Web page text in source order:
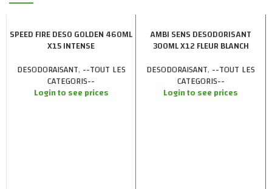
SPEED FIRE DESO GOLDEN 460ML
X15 INTENSE
DESODORAISANT, --TOUT LES
CATEGORIS--
Login to see prices
AMBI SENS DESODORISANT
300ML X12 FLEUR BLANCH
DESODORAISANT, --TOUT LES
CATEGORIS--
Login to see prices